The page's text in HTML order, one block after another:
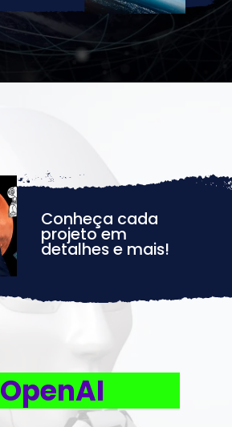
OpenAI
Conheça cada
projeto em
detalhes e mais!